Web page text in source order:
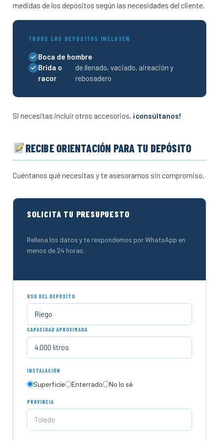
medidas de los depósitos según las necesidades del cliente.
TODOS LOS DEPÓSITOS INCLUYEN
Boca de hombre
Brida o
racor
de llenado, vaciado, aireación y
rebosadero
Si necesitas incluir otros accesorios, ¡consúltanos!
RECIBE ORIENTACIÓN PARA TU DEPÓSITO
Cuéntanos qué necesitas y te asesoramos sin compromiso.
SOLICITA TU PRESUPUESTO
Rellena los datos y te respondemos por WhatsApp en
menos de 24 horas.
USO DEL DEPÓSITO
CAPACIDAD APROXIMADA
INSTALACIÓN
Superficie Enterrado No lo sé
PROVINCIA